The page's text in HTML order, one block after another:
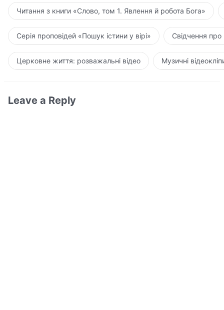
Читання з книги «Слово, том 1. Явлення й робота Бога»
Серія проповідей «Пошук істини у вірі» Свідчення
Церковне життя: розважальні відео Музичні
Leave a Reply